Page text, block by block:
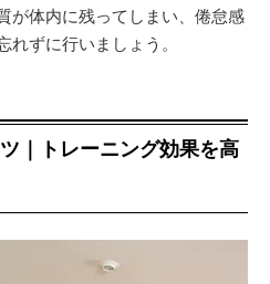
が体内に残ってしまい、倦怠感
ずに行いましょう。
｜トレーニング効果を高